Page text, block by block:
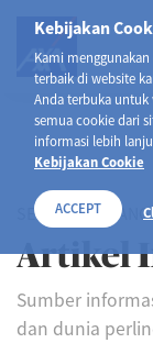
Kebijakan
Kami
terbaik di website
Anda terbuka untuk
semua cookie dari
informasi lebih
Kebijakan Cookie
ACCEPT
SELAMAT
Artikel
Sumber
dan dunia